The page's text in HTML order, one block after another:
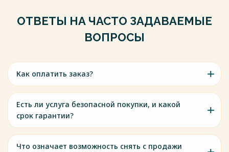
ОТВЕТЫ НА ЧАСТО ЗАДАВАЕМЫЕ
ВОПРОСЫ
Как оплатить заказ?
Есть ли услуга безопасной покупки, и какой
срок гарантии?
Что означает возможность снять с продажи